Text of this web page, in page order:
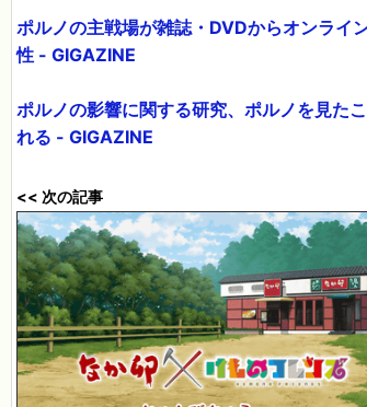
ポルノの主戦場が雑誌・DVDからオンライ
性 - GIGAZINE
ポルノの影響に関する研究、ポルノを見た
れる - GIGAZINE
<< 次の記事